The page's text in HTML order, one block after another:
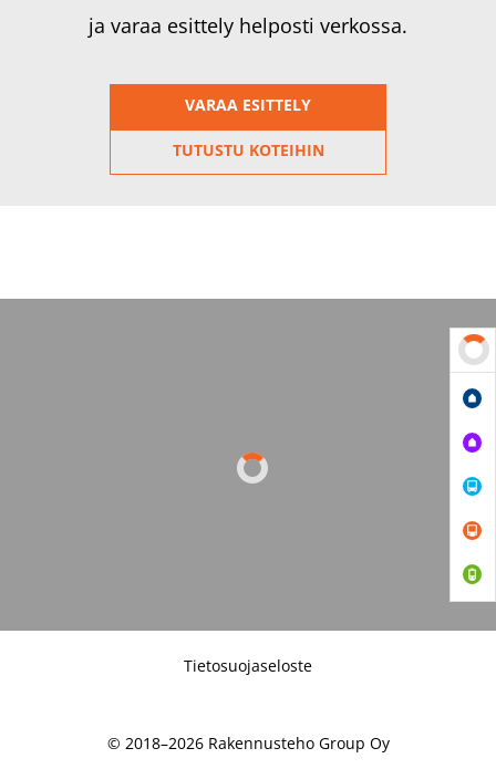
ja varaa esittely helposti verkossa.
VARAA ESITTELY
TUTUSTU KOTEIHIN
Tietosuojaseloste
© 2018–2026 Rakennusteho Group Oy